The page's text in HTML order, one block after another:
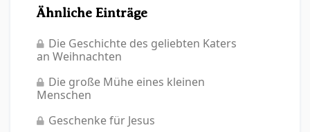
Ähnliche Einträge
Die Geschichte des geliebten Katers
an Weihnachten
Die große Mühe eines kleinen
Menschen
Geschenke für Jesus